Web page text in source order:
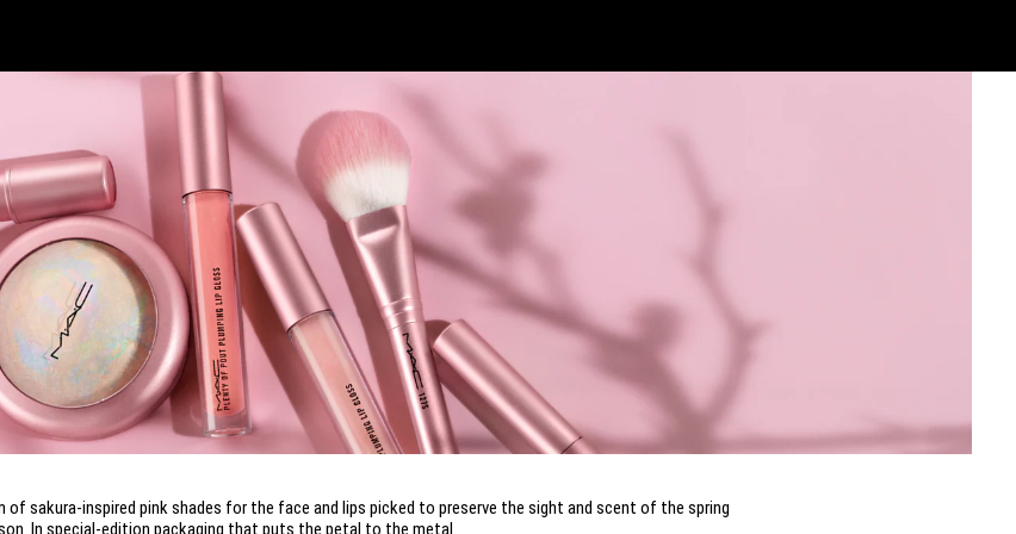
of sakura-inspired pink shades for the face and lips picked to preserve the sight and scent of the spring
In special-edition packaging that puts the petal to the metal.